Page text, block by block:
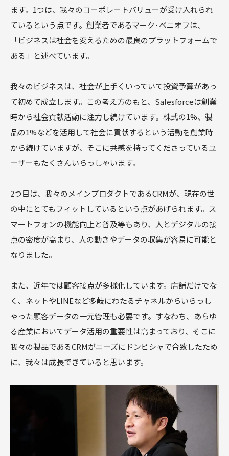
ます。1つは、我々のコーポレートバリューが受け入れられ
ているという点です。創業者であるマーク･ベニオフは、
「ビジネスは社会を変えるための最良のプラットフォームで
ある」と述べています。
我々のビジネスは、社会が上手くいっていて投資予算があっ
て初めて成立します。この考え方のもと、Salesforceは創業
時から社会貢献活動に注力し続けています。株式の1%、製
品の1%などを活用して社会に貢献するという活動を創業時
から続けていますが、そこに共感を持ってくださっているユ
ーザーもたくさんいらっしゃいます。
2つ目は、我々のメインプロダクトであるCRMが、現在の世
の中にとてもフィットしているという点があげられます。ス
マートフォンの機能向上と普及等もあり、人とデジタルの接
点の密度が高まり、人の動きやデータの収集が容易に可能と
なりました。
また、近年では顧客接点が多様化しています。店舗だけでな
く、ネットやLINEなど多岐にわたるチャネルからいらっし
ゃった顧客データの一元管理も必要です。すなわち、あらゆ
る産業においてデータ活用の重要性は高まっており、そこに
我々の製品であるCRMがニーズにドンピシャで合致したため
に、我々は成長できていると思います。